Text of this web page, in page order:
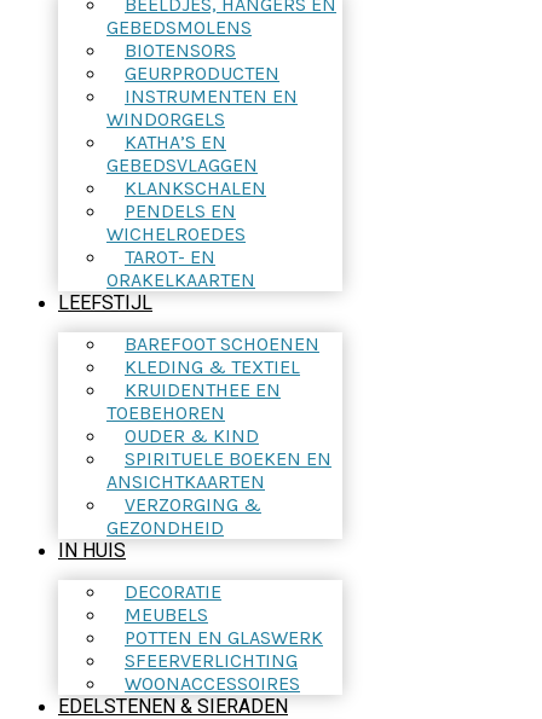
GEBEDSMOLENS
BIOTENSORS
GEURPRODUCTEN
INSTRUMENTEN EN
WINDORGELS
KATHA’S EN
GEBEDSVLAGGEN
KLANKSCHALEN
PENDELS EN
WICHELROEDES
TAROT- EN
ORAKELKAARTEN
LEEFSTIJL
BAREFOOT SCHOENEN
KLEDING & TEXTIEL
KRUIDENTHEE EN
TOEBEHOREN
OUDER & KIND
SPIRITUELE BOEKEN EN
ANSICHTKAARTEN
VERZORGING &
GEZONDHEID
IN HUIS
DECORATIE
MEUBELS
POTTEN EN GLASWERK
SFEERVERLICHTING
WOONACCESSOIRES
EDELSTENEN & SIERADEN